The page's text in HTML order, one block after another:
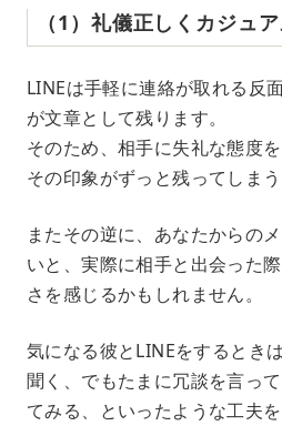
（1）礼儀正しくカジュ
LINEは手軽に連絡が取れる反
が文章として残ります。
そのため、相手に失礼な態度
その印象がずっと残ってしま
またその逆に、あなたからの
いと、実際に相手と出会った
さを感じるかもしれません。
気になる彼とLINEをするとき
聞く、でもたまに冗談を言っ
てみる、といったような工夫を